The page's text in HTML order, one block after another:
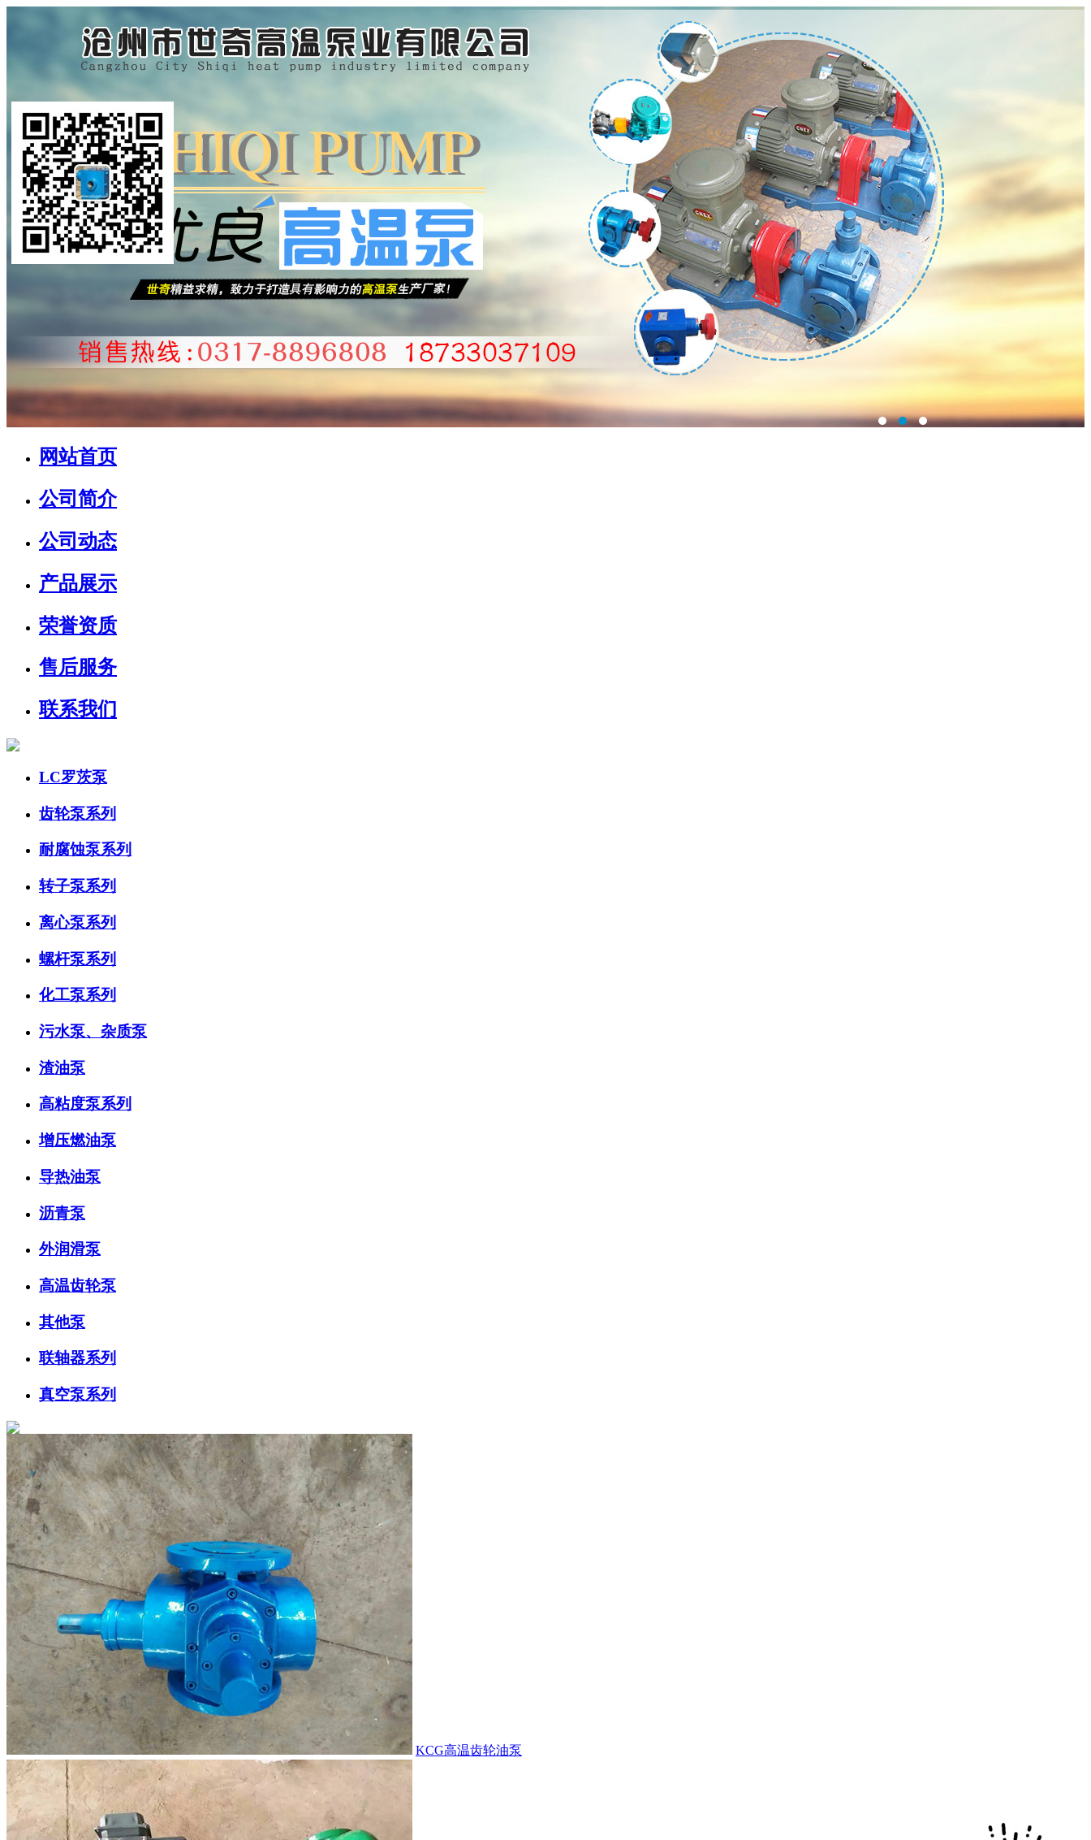
网站首页
公司简介
公司动态
产品展示
荣誉资质
售后服务
联系我们
LC罗茨泵
齿轮泵系列
耐腐蚀泵系列
转子泵系列
离心泵系列
螺杆泵系列
化工泵系列
污水泵、杂质泵
渣油泵
高粘度泵系列
增压燃油泵
导热油泵
沥青泵
外润滑泵
高温齿轮泵
其他泵
联轴器系列
真空泵系列
KCG高温齿轮油泵